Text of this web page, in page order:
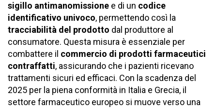
sigillo antimanomissione e di un codice
identificativo univoco, permettendo così la
tracciabilità del prodotto dal produttore al
consumatore. Questa misura è essenziale per
combattere il commercio di prodotti farmaceutici
contraffatti, assicurando che i pazienti ricevano
trattamenti sicuri ed efficaci. Con la scadenza del
2025 per la piena conformità in Italia e Grecia, il
settore farmaceutico europeo si muove verso una